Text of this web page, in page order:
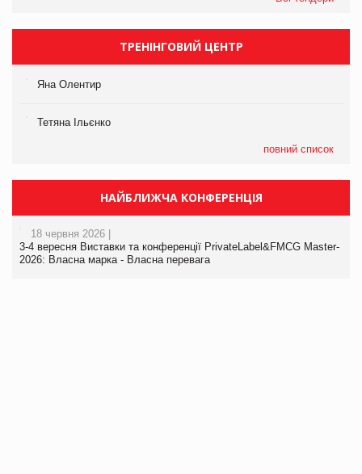
ТРЕНІНГОВИЙ ЦЕНТР
Яна Олентир
Тетяна Ільєнко
повний список
НАЙБЛИЖЧА КОНФЕРЕНЦІЯ
18 червня 2026 |
3-4 вересня Виставки та конференції PrivateLabel&FMCG Master-
2026: Власна марка - Власна перевага